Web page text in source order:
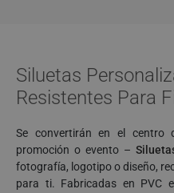
Siluetas
Resistentes Para
Se convertirán en el centro
promoción o evento –
fotografía, logotipo o diseño,
para ti. Fabricadas en PVC